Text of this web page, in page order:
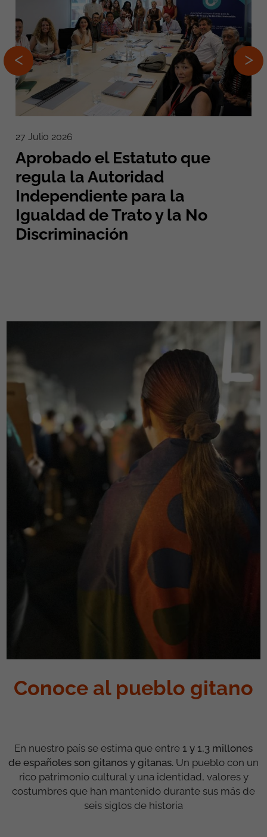
27 Julio 2026
Aprobado el Estatuto que
regula la Autoridad
Independiente para la
Igualdad de Trato y la No
Discriminación
Conoce al pueblo gitano
En nuestro país se estima que entre 1 y 1,3 millones
de españoles son gitanos y gitanas. Un pueblo con un
rico patrimonio cultural y una identidad, valores y
costumbres que han mantenido durante sus más de
seis siglos de historia